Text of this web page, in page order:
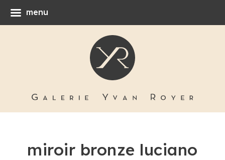
miroir bronze luciano
menu